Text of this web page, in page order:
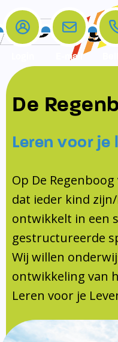
Home
De school
Opleiding en
KomKids
Ouderraad
Documentatie
Formulieren
SIKO
Ouders
Ouders
Contact
Contact
Contact
E-mail
De
Leren voor je
Op De
dat ieder kind
ontwikkelt in een
gestructureerde
Wij willen
ontwikkeling van
Leren voor je